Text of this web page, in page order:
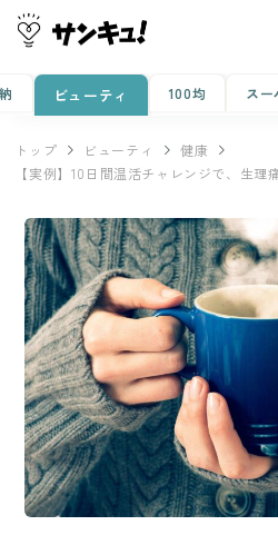
ビューティ 100均 スー
トップ ビューティ
健康
【実例】10日間温活チャレンジで、生理